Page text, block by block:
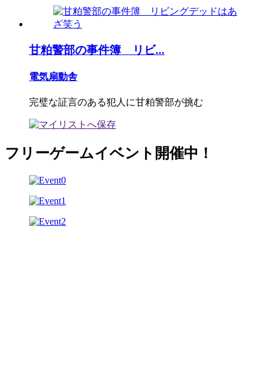
甘粕警部の事件簿 リビ...
電気扇動舎
完璧な証言のある犯人に甘粕警部が挑む
フリーゲームイベント開催中！